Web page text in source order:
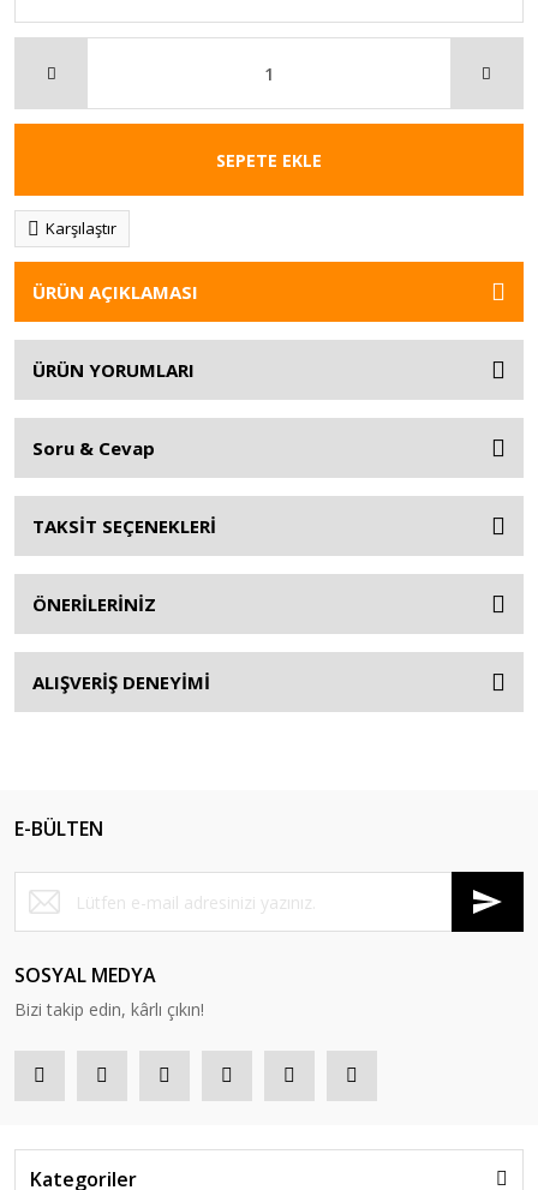
SEPETE EKLE
Karşılaştır
ÜRÜN AÇIKLAMASI
ÜRÜN YORUMLARI
Soru & Cevap
TAKSİT SEÇENEKLERİ
ÖNERİLERİNİZ
ALIŞVERİŞ DENEYİMİ
E-BÜLTEN
SOSYAL MEDYA
Bizi takip edin, kârlı çıkın!
Kategoriler